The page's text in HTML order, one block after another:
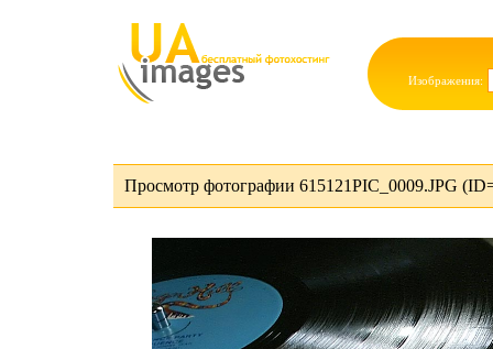
Изображения:
Просмотр фотографии 615121PIC_0009.JPG